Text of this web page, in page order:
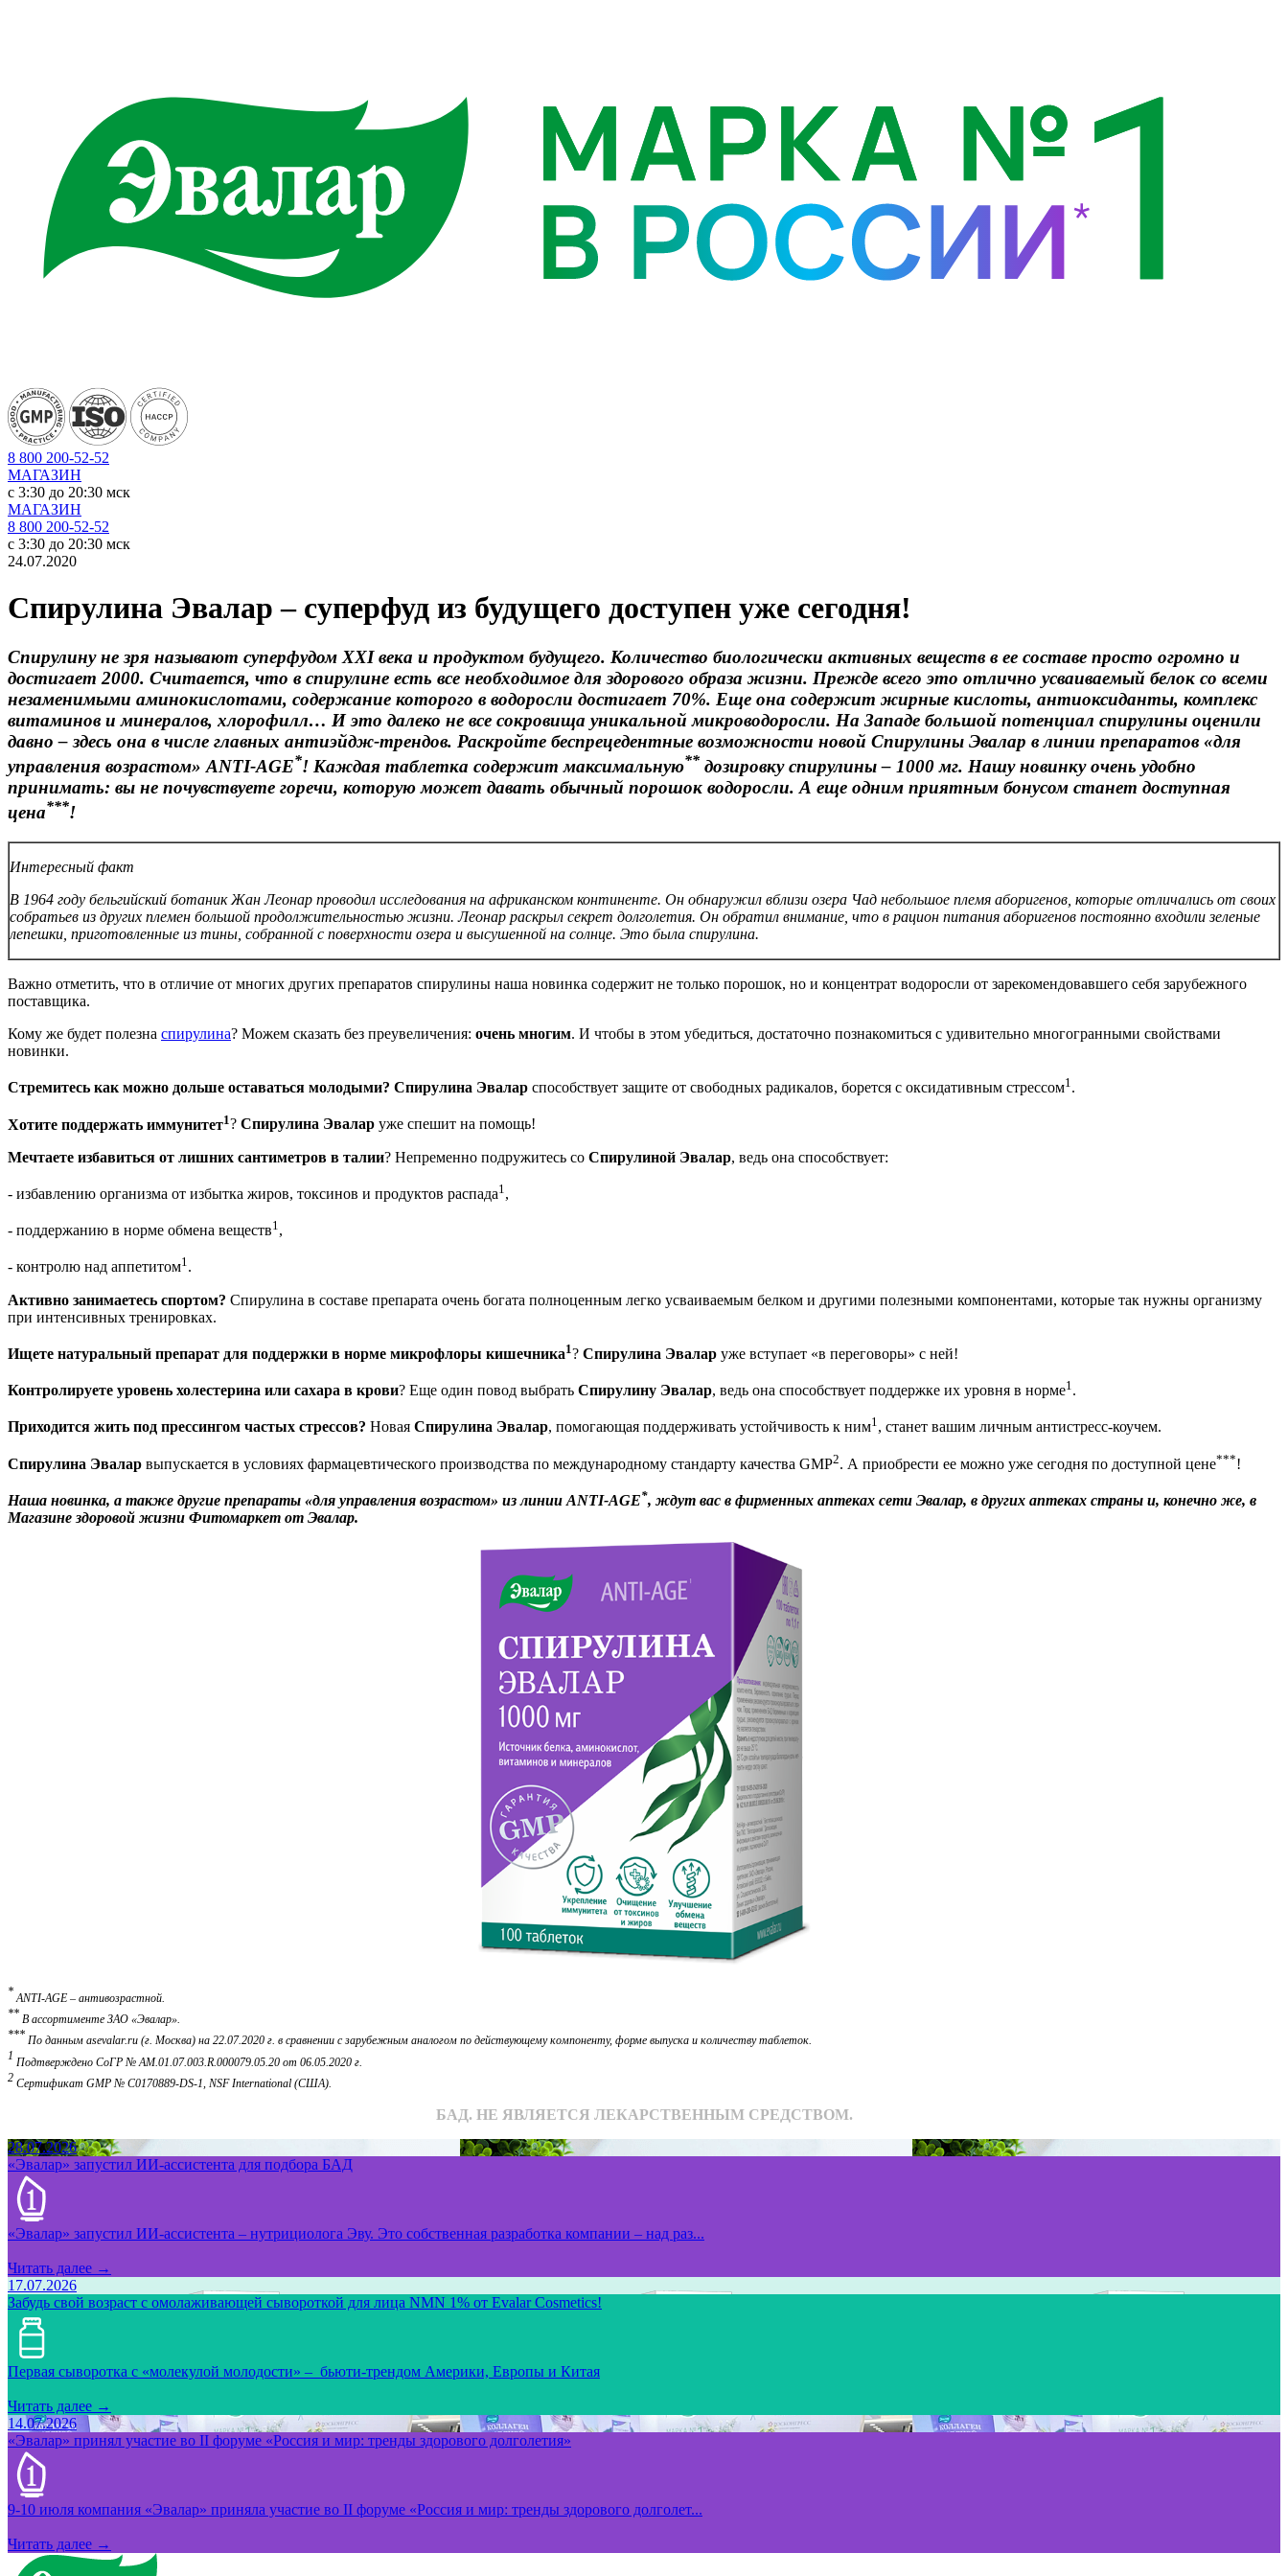
8 800 200-52-52
МАГАЗИН
c 3:30 до 20:30 мск
МАГАЗИН
8 800 200-52-52
c 3:30 до 20:30 мск
24.07.2020
Спирулина Эвалар – суперфуд из будущего доступен уже сегодня!
Спирулину не зря называют суперфудом XXI века и продуктом будущего. Количество биологически активных веществ в ее составе просто огромно и
достигает 2000. Считается, что в спирулине есть все необходимое для здорового образа жизни. Прежде всего это отлично усваиваемый белок со всеми
незаменимыми аминокислотами, содержание которого в водоросли достигает 70%. Еще она содержит жирные кислоты, антиоксиданты, комплекс
витаминов и минералов, хлорофилл… И это далеко не все сокровища уникальной микроводоросли. На Западе большой потенциал спирулины оценили
давно – здесь она в числе главных антиэйдж-трендов. Раскройте беспрецедентные возможности новой Спирулины Эвалар в линии препаратов «для
управления возрастом» ANTI-AGE*! Каждая таблетка содержит максимальную** дозировку спирулины – 1000 мг. Нашу новинку очень удобно
принимать: вы не почувствуете горечи, которую может давать обычный порошок водоросли. А еще одним приятным бонусом станет доступная
цена***!
Интересный факт
В 1964 году бельгийский ботаник Жан Леонар проводил исследования на африканском континенте. Он обнаружил вблизи озера Чад небольшое племя аборигенов, которые отличались от своих
собратьев из других племен большой продолжительностью жизни. Леонар раскрыл секрет долголетия. Он обратил внимание, что в рацион питания аборигенов постоянно входили зеленые
лепешки, приготовленные из тины, собранной с поверхности озера и высушенной на солнце. Это была спирулина.
Важно отметить, что в отличие от многих других препаратов спирулины наша новинка содержит не только порошок, но и концентрат водоросли от зарекомендовавшего себя зарубежного
поставщика.
Кому же будет полезна спирулина? Можем сказать без преувеличения: очень многим. И чтобы в этом убедиться, достаточно познакомиться с удивительно многогранными свойствами
новинки.
Стремитесь как можно дольше оставаться молодыми? Спирулина Эвалар способствует защите от свободных радикалов, борется с оксидативным стрессом1 .
Хотите поддержать иммунитет1? Спирулина Эвалар уже спешит на помощь!
Мечтаете избавиться от лишних сантиметров в талии? Непременно подружитесь со Спирулиной Эвалар, ведь она способствует:
- избавлению организма от избытка жиров, токсинов и продуктов распада1 ,
- поддержанию в норме обмена веществ1 ,
- контролю над аппетитом1.
Активно занимаетесь спортом? Спирулина в составе препарата очень богата полноценным легко усваиваемым белком и другими полезными компонентами, которые так нужны организму
при интенсивных тренировках.
Ищете натуральный препарат для поддержки в норме микрофлоры кишечника1? Спирулина Эвалар уже вступает «в переговоры» с ней!
Контролируете уровень холестерина или сахара в крови? Еще один повод выбрать Спирулину Эвалар, ведь она способствует поддержке их уровня в норме1 .
Приходится жить под прессингом частых стрессов? Новая Спирулина Эвалар, помогающая поддерживать устойчивость к ним1, станет вашим личным антистресс-коучем.
Спирулина Эвалар выпускается в условиях фармацевтического производства по международному стандарту качества GMP2. А приобрести ее можно уже сегодня по доступной цене***!
Наша новинка, а также другие препараты «для управления возрастом» из линии ANTI-AGE*, ждут вас в фирменных аптеках сети Эвалар, в других аптеках страны и, конечно же, в
Магазине здоровой жизни Фитомаркет от Эвалар.
* ANTI-AGE – антивозрастной.
** В ассортименте ЗАО «Эвалар».
*** По данным asevalar.ru (г. Москва) на 22.07.2020 г. в сравнении с зарубежным аналогом по действующему компоненту, форме выпуска и количеству таблеток.
1 Подтверждено СоГР № АМ.01.07.003.R.000079.05.20 от 06.05.2020 г.
2 Сертификат GMP № C0170889-DS-1, NSF International (США).
БАД. НЕ ЯВЛЯЕТСЯ ЛЕКАРСТВЕННЫМ СРЕДСТВОМ.
28.07.2026
«Эвалар» запустил ИИ-ассистента для подбора БАД
«Эвалар» запустил ИИ-ассистента – нутрициолога Эву. Это собственная разработка компании – над раз...
Читать далее →
17.07.2026
Забудь свой возраст с омолаживающей сывороткой для лица NMN 1% от Evalar Cosmetics!
Первая сыворотка с «молекулой молодости» – бьюти-трендом Америки, Европы и Китая
Читать далее →
14.07.2026
«Эвалар» принял участие во II форуме «Россия и мир: тренды здорового долголетия»
9-10 июля компания «Эвалар» приняла участие во II форуме «Россия и мир: тренды здорового долголет...
Читать далее →